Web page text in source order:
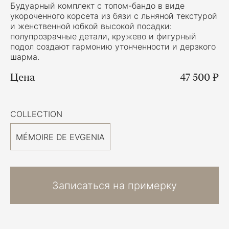
Будуарный комплект с топом-бандо в виде
укороченного корсета из бязи с льняной текстурой
и женственной юбкой высокой посадки:
полупрозрачные детали, кружево и фигурный
подол создают гармонию утонченности и дерзкого
шарма.
Цена 47 500 ₽
COLLECTION
MÉMOIRE DE EVGENIA
Записаться на примерку